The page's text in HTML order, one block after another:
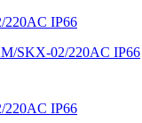
SKX-02/220AC IP66